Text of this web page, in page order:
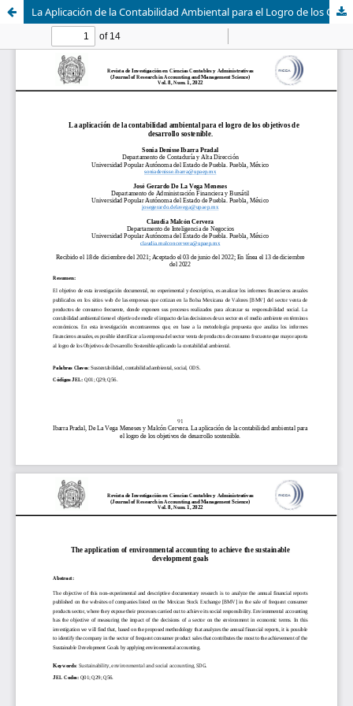
La Aplicación de la Contabilidad Ambiental para el Logro de los Objetivos de Desarrollo Sostenible